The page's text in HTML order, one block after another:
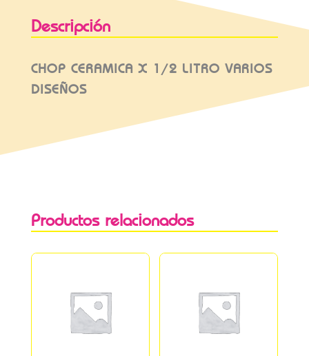
Descripción
CHOP CERAMICA X 1/2 LITRO VARIOS
DISEÑOS
Productos relacionados